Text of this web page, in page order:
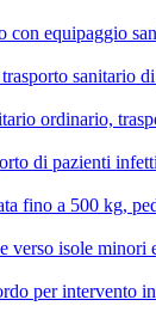
con equipaggio
sanitario
ordinario,
di pazienti
fino a 500 kg,
verso isole
per intervento